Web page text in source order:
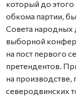
который до этого
обкома партии,
Совета народных
выборной
на пост первого
претендентов.
на производстве,
северодвинских